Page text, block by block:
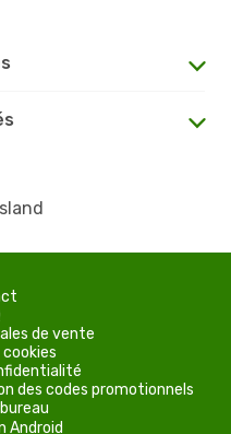
de vente
des codes promotionnels
Android